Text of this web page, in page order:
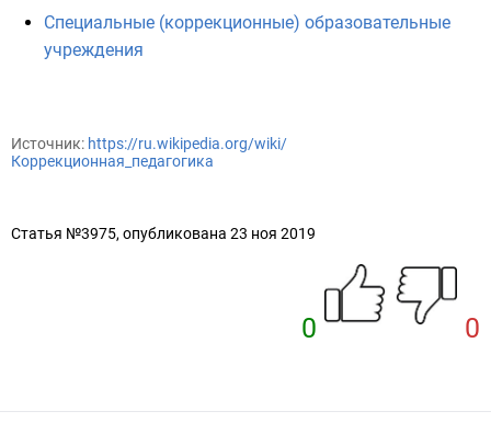
Специальные (коррекционные) образовательные
учреждения
Источник: https://ru.wikipedia.org/wiki/
Коррекционная_педагогика
Статья №3975, опубликована 23 ноя 2019
0 0